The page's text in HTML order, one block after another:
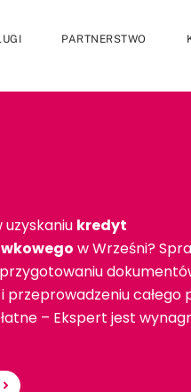
PARTNERSTWO
kredyt
w Wrześni?
przeprowadzeniu całego
– Ekspert jest